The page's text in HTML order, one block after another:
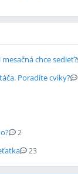
chce sedieť?
Poradíte cviky?
2
23